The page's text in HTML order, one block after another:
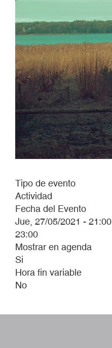
Tipo de evento
Actividad
Fecha del Evento
Jue, 27/05/2021 - 21:00
23:00
Mostrar en agenda
Si
Hora fin variable
No